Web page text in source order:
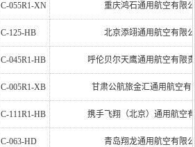
C-055R1-XN 重庆鸿石通用航空有限
C-125-HB 北京添翊通用航空有限
C-045R1-HB 呼伦贝尔天鹰通用航空有限
C-005R1-XB 甘肃公航旅金汇通用航空有
C-111R1-HB 携手飞翔（北京）通用航空
C-063-HD 青岛翔龙通用航空有限